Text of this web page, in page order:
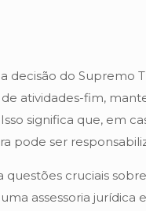
decisão do Supremo
atividades-fim,
significa que, em
pode ser
questões cruciais
assessoria jurídica